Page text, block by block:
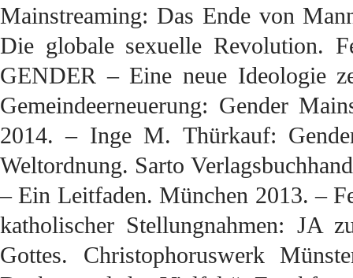
Mainstreaming: Das Ende von
Die globale sexuelle Revolution.
GENDER – Eine neue Ideologie
Gemeindeerneuerung: Gender
2014. – Inge M. Thürkauf:
Weltordnung. Sarto
– Ein Leitfaden. München 2013. –
katholischer Stellungnahmen: JA
Gottes. Christophoruswerk